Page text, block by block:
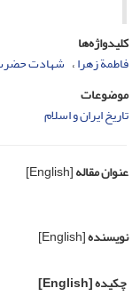
کلیدواژه‌ها
فاطمة زهرا شهادت
موضوعات
تاریخ ایران و اسلام
عنوان مقاله[English]
نویسنده[English]
چکیده[English]